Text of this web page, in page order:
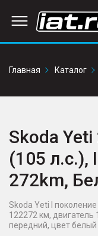
Главная
Каталог
Skoda
(105 л.с.),
272km,
Skoda Yeti I
122272 км, двигатель
передний, цвет белый